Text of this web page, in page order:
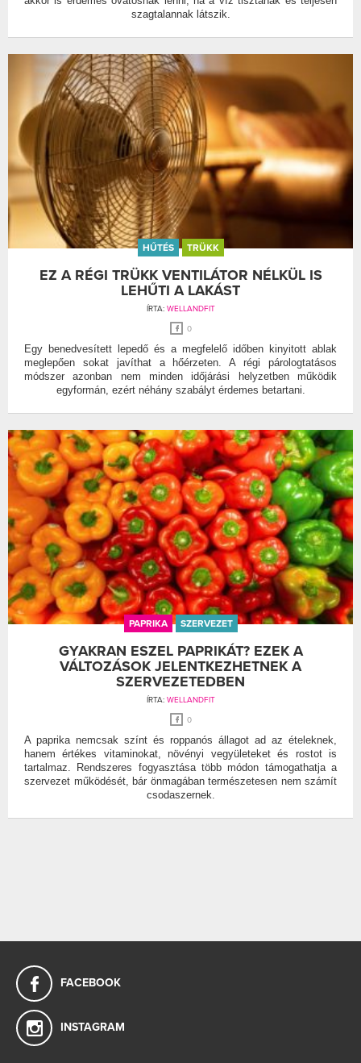
szagtalannak látszik.
HŰTÉS TRÜKK
EZ A RÉGI TRÜKK VENTILÁTOR NÉLKÜL IS
LEHŰTI A LAKÁST
ÍRTA: WELLANDFIT
0
Egy benedvesített lepedő és a megfelelő időben kinyitott ablak
meglepően sokat javíthat a hőérzeten. A régi párologtatásos
módszer azonban nem minden időjárási helyzetben működik
egyformán, ezért néhány szabályt érdemes betartani.
PAPRIKA SZERVEZET
GYAKRAN ESZEL PAPRIKÁT? EZEK A
VÁLTOZÁSOK JELENTKEZHETNEK A
SZERVEZETEDBEN
ÍRTA: WELLANDFIT
0
A paprika nemcsak színt és roppanós állagot ad az ételeknek,
hanem értékes vitaminokat, növényi vegyületeket és rostot is
tartalmaz. Rendszeres fogyasztása több módon támogathatja a
szervezet működését, bár önmagában természetesen nem számít
csodaszernek.
FACEBOOK
INSTAGRAM